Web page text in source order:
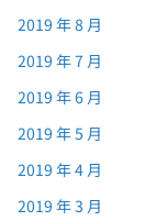
2019 年 8 月
2019 年 7 月
2019 年 6 月
2019 年 5 月
2019 年 4 月
2019 年 3 月